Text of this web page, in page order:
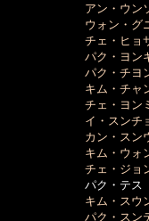
アン・ウン
ウォン・グ
チェ・ヒョ
パク・ヨン
パク・チヨ
キム・チャ
チェ・ヨン
イ・スンチ
カン・スン
キム・ウォ
チェ・ジョ
　　　パク・テス
キム・スウ
パク・スン